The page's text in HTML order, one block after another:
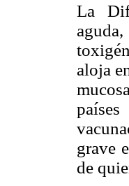
La
aloja
grave
de